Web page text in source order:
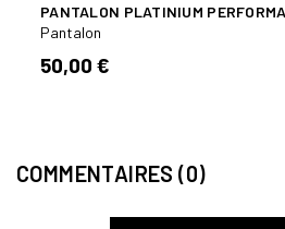
PANTALON PLATINIUM
Pantalon
50,00 €
COMMENTAIRES (0)